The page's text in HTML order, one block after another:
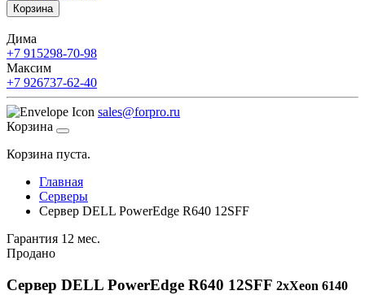
Корзина
Дима
+7 915298-70-98
Максим
+7 926737-62-40
sales@forpro.ru
Корзина
Корзина пуста.
Главная
Серверы
Сервер DELL PowerEdge R640 12SFF
Гарантия 12 мес.
Продано
Сервер DELL PowerEdge R640 12SFF 2xXeon 6140